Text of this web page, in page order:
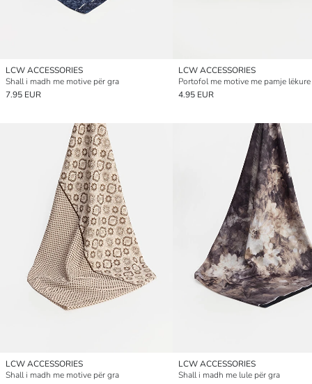
LCW ACCESSORIES
Shall i madh me motive për gra
7.95 EUR
LCW ACCESSORIES
Portofol me motive me pamje
4.95 EUR
LCW ACCESSORIES
Shall i madh me motive për gra
LCW ACCESSORIES
Shall i madh me lule për gra